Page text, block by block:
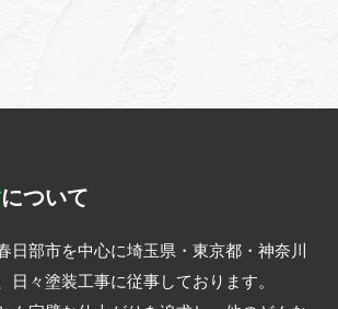
について
日部市を中心に埼玉県・東京都・神奈川
日々塗装工事に従事しております。